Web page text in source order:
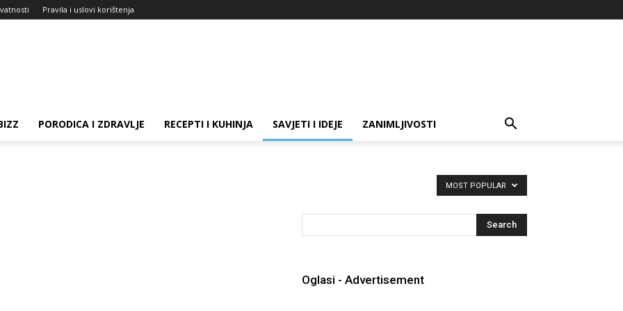
Pravila i uslovi korištenja
PORODICA I ZDRAVLJE RECEPTI I KUHINJA SAVJETI I IDEJE ZANIMLJIVOSTI
MOST POPULAR
Oglasi - Advertisement